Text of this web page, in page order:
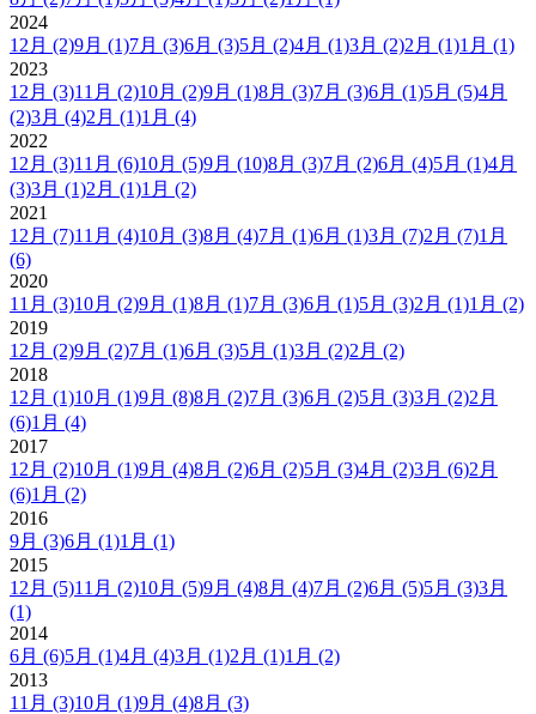
2024
12月 (2)9月 (1)7月 (3)6月 (3)5月 (2)4月 (1)3月 (2)2月 (1)1月 (1)
2023
12月 (3)11月 (2)10月 (2)9月 (1)8月 (3)7月 (3)6月 (1)5月 (5)4月
(2)3月 (4)2月 (1)1月 (4)
2022
12月 (3)11月 (6)10月 (5)9月 (10)8月 (3)7月 (2)6月 (4)5月 (1)4月
(3)3月 (1)2月 (1)1月 (2)
2021
12月 (7)11月 (4)10月 (3)8月 (4)7月 (1)6月 (1)3月 (7)2月 (7)1月
(6)
2020
11月 (3)10月 (2)9月 (1)8月 (1)7月 (3)6月 (1)5月 (3)2月 (1)1月 (2)
2019
12月 (2)9月 (2)7月 (1)6月 (3)5月 (1)3月 (2)2月 (2)
2018
12月 (1)10月 (1)9月 (8)8月 (2)7月 (3)6月 (2)5月 (3)3月 (2)2月
(6)1月 (4)
2017
12月 (2)10月 (1)9月 (4)8月 (2)6月 (2)5月 (3)4月 (2)3月 (6)2月
(6)1月 (2)
2016
9月 (3)6月 (1)1月 (1)
2015
12月 (5)11月 (2)10月 (5)9月 (4)8月 (4)7月 (2)6月 (5)5月 (3)3月
(1)
2014
6月 (6)5月 (1)4月 (4)3月 (1)2月 (1)1月 (2)
2013
11月 (3)10月 (1)9月 (4)8月 (3)